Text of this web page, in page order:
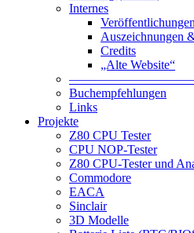
Internes
Veröffentlichungen
Auszeichnungen
Credits
„Alte Website“
Buchempfehlungen
Links
Projekte
Z80 CPU Tester
CPU NOP-Tester
Z80 CPU-Tester und
Commodore
EACA
Sinclair
3D Modelle